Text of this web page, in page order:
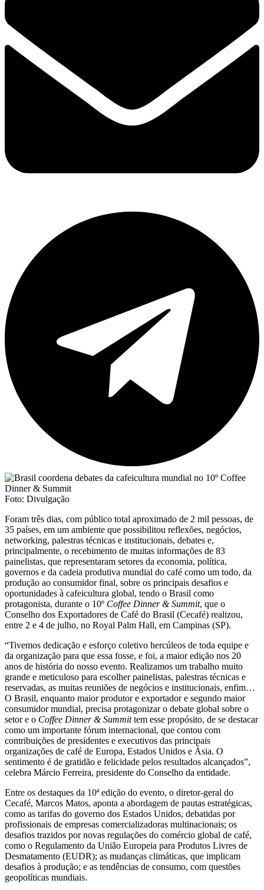
Foto: Divulgação
Foram três dias, com público total aproximado de 2 mil pessoas, de
35 países, em um ambiente que possibilitou reflexões, negócios,
networking, palestras técnicas e institucionais, debates e,
principalmente, o recebimento de muitas informações de 83
painelistas, que representaram setores da economia, política,
governos e da cadeia produtiva mundial do café como um todo, da
produção ao consumidor final, sobre os principais desafios e
oportunidades à cafeicultura global, tendo o Brasil como
protagonista, durante o 10º Coffee Dinner & Summit, que o
Conselho dos Exportadores de Café do Brasil (Cecafé) realizou,
entre 2 e 4 de julho, no Royal Palm Hall, em Campinas (SP).
“Tivemos dedicação e esforço coletivo hercúleos de toda equipe e
da organização para que essa fosse, e foi, a maior edição nos 20
anos de história do nosso evento. Realizamos um trabalho muito
grande e meticuloso para escolher painelistas, palestras técnicas e
reservadas, as muitas reuniões de negócios e institucionais, enfim…
O Brasil, enquanto maior produtor e exportador e segundo maior
consumidor mundial, precisa protagonizar o debate global sobre o
setor e o Coffee Dinner & Summittem esse propósito, de se destacar
como um importante fórum internacional, que contou com
contribuições de presidentes e executivos das principais
organizações de café de Europa, Estados Unidos e Ásia. O
sentimento é de gratidão e felicidade pelos resultados alcançados”,
celebra Márcio Ferreira, presidente do Conselho da entidade.
Entre os destaques da 10ª edição do evento, o diretor-geral do
Cecafé, Marcos Matos, aponta a abordagem de pautas estratégicas,
como as tarifas do governo dos Estados Unidos, debatidas por
profissionais de empresas comercializadoras multinacionais; os
desafios trazidos por novas regulações do comércio global de café,
como o Regulamento da União Europeia para Produtos Livres de
Desmatamento (EUDR); as mudanças climáticas, que implicam
desafios à produção; e as tendências de consumo, com questões
geopolíticas mundiais.